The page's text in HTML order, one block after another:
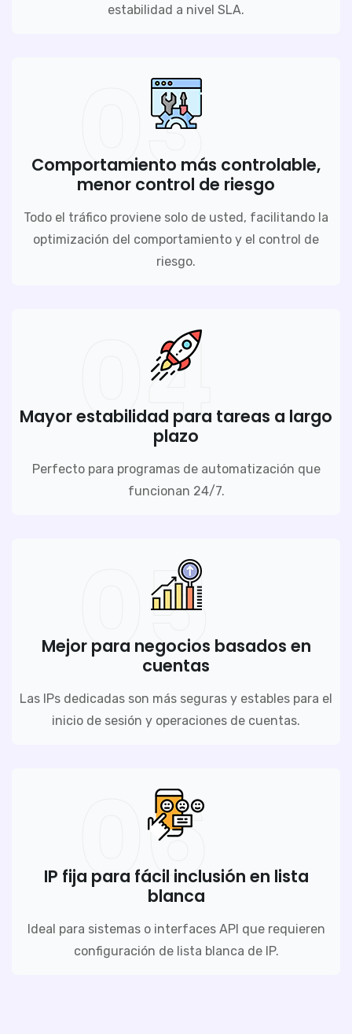
estabilidad a nivel SLA.
03
Comportamiento más controlable,
menor control de riesgo
Todo el tráfico proviene solo de usted, facilitando la
optimización del comportamiento y el control de
riesgo.
04
Mayor estabilidad para tareas a largo
plazo
Perfecto para programas de automatización que
funcionan 24/7.
05
Mejor para negocios basados en
cuentas
Las IPs dedicadas son más seguras y estables para el
inicio de sesión y operaciones de cuentas.
06
IP fija para fácil inclusión en lista
blanca
Ideal para sistemas o interfaces API que requieren
configuración de lista blanca de IP.